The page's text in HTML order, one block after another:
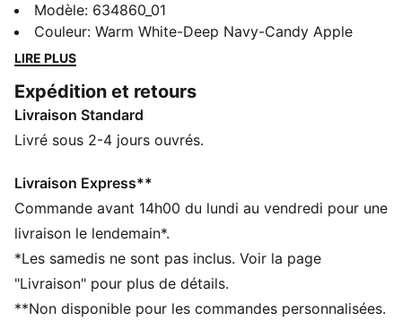
polo de golf apporte un confort léger et extensible,
pour que tu puisses bouger librement pendant ton
swing et rester concentré du tee au green. Le tissu
frais sur le parcours, te donnant l'avantage, car
chaque détail compte.
CARACTÉRISTIQUES + AVANTAGES
recyclés
DÉTAILS
Coupe : Régulière
Col : Col standard
Manches courtes
Longueur : Régulière
Modèle: 634860_01
Couleur: Warm White-Deep Navy-Candy Apple
LIRE PLUS
Expédition et retours
Livraison Standard
Livré sous 2-4 jours ouvrés.
Livraison Express**
Commande avant 14h00 du lundi au vendredi pour une
livraison le lendemain*.
*Les samedis ne sont pas inclus. Voir la page
"Livraison" pour plus de détails.
**Non disponible pour les commandes personnalisées.